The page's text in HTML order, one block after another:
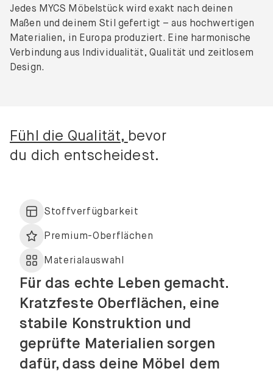
Jedes MYCS Möbelstück wird exakt nach deinen
Maßen und deinem Stil gefertigt – aus hochwertigen
Materialien, in Europa produziert. Eine harmonische
Verbindung aus Individualität, Qualität und zeitlosem
Design.
Fühl die Qualität, bevor
du dich entscheidest.
Stoffverfügbarkeit
Premium-Oberflächen
Materialauswahl
Für das echte Leben gemacht.
Kratzfeste Oberflächen, eine
stabile Konstruktion und
geprüfte Materialien sorgen
dafür, dass deine Möbel dem